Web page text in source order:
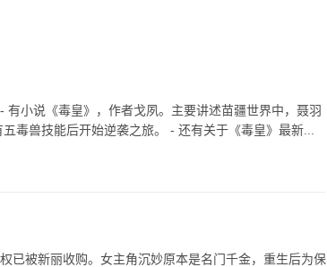
有小说《毒皇》，作者戈夙。主要讲述苗疆世界中，聂羽
毒兽技能后开始逆袭之旅。 - 还有关于《毒皇》最新...
已被新丽收购。女主角沉妙原本是名门千金，重生后为保